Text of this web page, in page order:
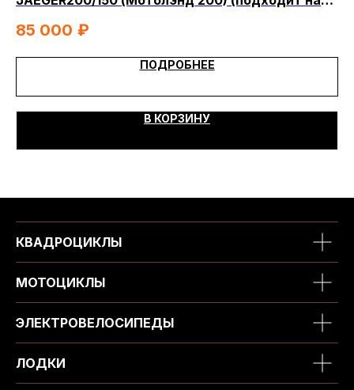
85 000 ₽
ПОДРОБНЕЕ
В КОРЗИНУ
КВАДРОЦИКЛЫ
МОТОЦИКЛЫ
ЭЛЕКТРОВЕЛОСИПЕДЫ
ЛОДКИ
ОГРНИП 325450000003279
2026, МотоТехника45
Написать в MAX Написать в Telegram